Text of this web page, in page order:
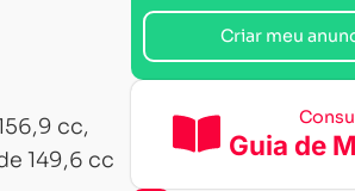
cc,
149,6 cc
Criar meu
Guia de